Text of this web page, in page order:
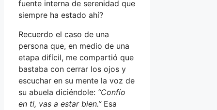
fuente interna de serenidad que
siempre ha estado ahí?
Recuerdo el caso de una
persona que, en medio de una
etapa difícil, me compartió que
bastaba con cerrar los ojos y
escuchar en su mente la voz de
su abuela diciéndole: “Confío
en ti, vas a estar bien.”Esa